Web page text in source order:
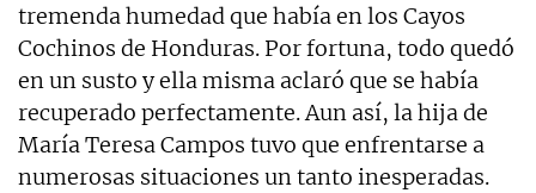
tremenda humedad que había en los Cayos
Cochinos de Honduras. Por fortuna, todo quedó
en un susto y ella misma aclaró que se había
recuperado perfectamente. Aun así, la hija de
María Teresa Campos tuvo que enfrentarse a
numerosas situaciones un tanto inesperadas.